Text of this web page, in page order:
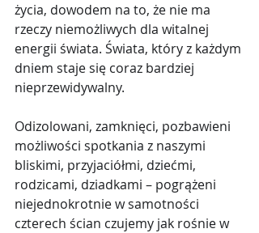
życia, dowodem na to, że nie ma
rzeczy niemożliwych dla witalnej
energii świata. Świata, który z każdym
dniem staje się coraz bardziej
nieprzewidywalny.
Odizolowani, zamknięci, pozbawieni
możliwości spotkania z naszymi
bliskimi, przyjaciółmi, dziećmi,
rodzicami, dziadkami – pogrążeni
niejednokrotnie w samotności
czterech ścian czujemy jak rośnie w